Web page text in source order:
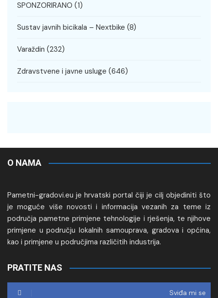
SPONZORIRANO (1)
Sustav javnih bicikala – Nextbike (8)
Varaždin (232)
Zdravstvene i javne usluge (646)
O NAMA
Pametni-gradovi.eu je hrvatski portal čiji je cilj objediniti što
je moguće više novosti i informacija vezanih za teme iz
područja pametne primjene tehnologije i rješenja, te njihove
primjene u području lokalnih samouprava, gradova i općina,
kao i primjene u područjima različitih industrija.
PRATITE NAS
Sviđa mi se